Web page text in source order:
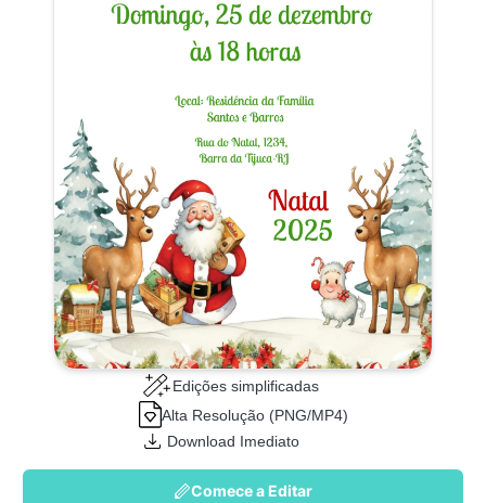
Edições simplificadas
Alta Resolução (PNG/MP4)
Download Imediato
Comece a Editar